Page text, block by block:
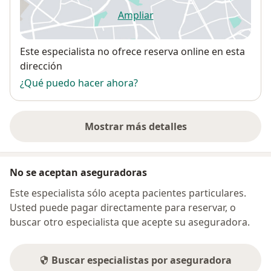
Ampliarse abre en una nueva
Disponibilidad
Este especialista no ofrece reserva online en esta
dirección
¿Qué puedo hacer ahora?
Mostrar más detalles
sobre la dirección
No se aceptan aseguradoras
Este especialista sólo acepta pacientes particulares.
Usted puede pagar directamente para reservar, o
buscar otro especialista que acepte su aseguradora.
Buscar especialistas por aseguradora